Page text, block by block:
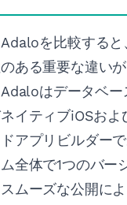
を比較すると
ある重要な違い
Adaloはデータベ
イティブiOSお
アプリビルダー
全体で1つのバー
ムーズな公開によ